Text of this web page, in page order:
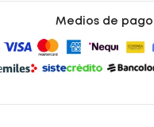
Medios de pago